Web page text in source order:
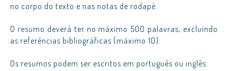
no corpo do texto e nas notas de rodapé.
O resumo deverá ter no máximo 500 palavras, excluindo
as referências bibliográficas (máximo 10).
Os resumos podem ser escritos em português ou inglês.